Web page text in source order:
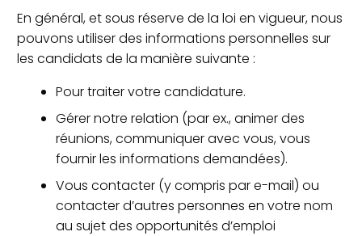
En général, et sous réserve de la loi en vigueur, nous
pouvons utiliser des informations personnelles sur
les candidats de la manière suivante :
Pour traiter votre candidature.
Gérer notre relation (par ex., animer des
réunions, communiquer avec vous, vous
fournir les informations demandées).
Vous contacter (y compris par e-mail) ou
contacter d’autres personnes en votre nom
au sujet des opportunités d’emploi